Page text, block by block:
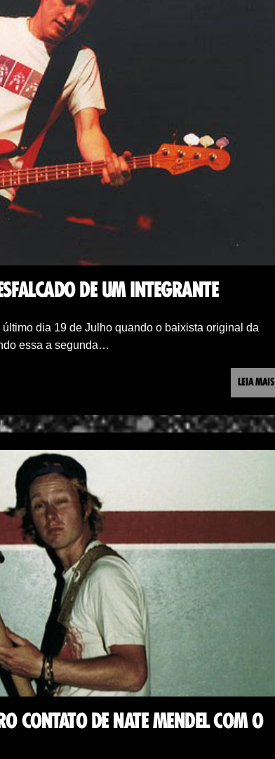
DE UM INTEGRANTE
dia 19 de Julho quando o baixista original da
essa a segunda…
LEIA MAIS
CONTATO DE NATE MENDEL COM O